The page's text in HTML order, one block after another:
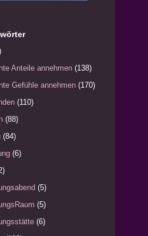
Anteile annehmen (138)
Gefühle annehmen (170)
(110)
(88)
(84)
(6)
(5)
(5)
(6)